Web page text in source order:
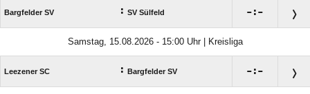
Bargfelder SV : SV Sülfeld :
Samstag, 15.08.2026 - 15:00 Uhr | Kreisliga
Leezener SC : Bargfelder SV :